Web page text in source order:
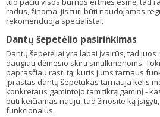
radus, žinoma, jis turi būti naudojamas
rekomenduoja specialistai.
Dantų šepetėlio pasirinkimas
Dantų šepetėliai yra labai įvairūs, tad
daugiau dėmesio skirti smulkmenoms.
paprasčiau rasti tą, kuris jums tarnaus
įprastas dantų šepetukas tarnauja kelis
konkretaus gamintojo tam tikrą gaminį -
būti keičiamas nauju, tad žinosite ką
funkcionalus.